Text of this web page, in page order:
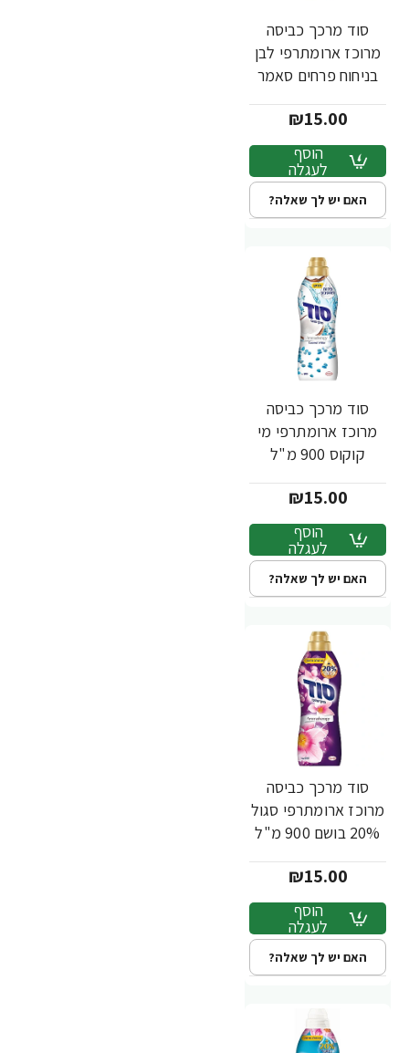
סוד מרכך כביסה
מרוכז ארומתרפי לבן
בניחוח פרחים סאמר
₪15.00
הוסף
לעגלה
האם יש לך שאלה?
סוד מרכך כביסה
מרוכז ארומתרפי מי
קוקוס 900 מ"ל
₪15.00
הוסף
לעגלה
האם יש לך שאלה?
סוד מרכך כביסה
מרוכז ארומתרפי סגול
20% בושם 900 מ"ל
₪15.00
הוסף
לעגלה
האם יש לך שאלה?